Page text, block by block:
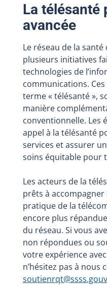
La télésanté
avancée
Le réseau de la
plusieurs initiatives
technologies de
communications.
terme « télésanté »,
manière
conventionnelle. Les
appel à la télésanté
services et assurer
soins équitable pour
Les acteurs de la
prêts à
pratique de la
encore plus
du réseau. Si vous
non répondues ou
votre expérience
n’hésitez pas à nous